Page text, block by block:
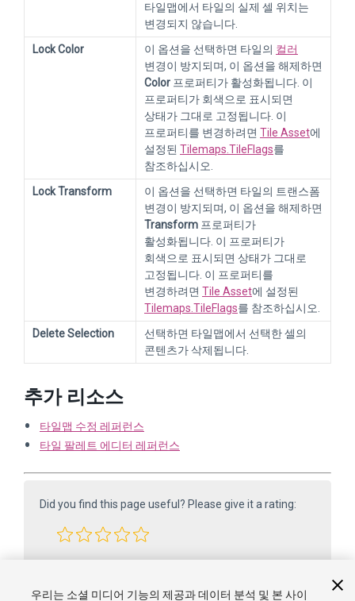
타일맵에서 타일의 실제 셀 위치는
변경되지 않습니다.
Lock Color
이 옵션을 선택하면 타일의 컬러
변경이 방지되며, 이 옵션을 해제하면
Color 프로퍼티가 활성화됩니다. 이
프로퍼티가 회색으로 표시되면
상태가 그대로 고정됩니다. 이
프로퍼티를 변경하려면 Tile Asset에
설정된 Tilemaps.TileFlags를
참조하십시오.
Lock Transform
이 옵션을 선택하면 타일의 트랜스폼
변경이 방지되며, 이 옵션을 해제하면
Transform 프로퍼티가
활성화됩니다. 이 프로퍼티가
회색으로 표시되면 상태가 그대로
고정됩니다. 이 프로퍼티를
변경하려면 Tile Asset에 설정된
Tilemaps.TileFlags를 참조하십시오.
Delete Selection
선택하면 타일맵에서 선택한 셀의
콘텐츠가 삭제됩니다.
추가 리소스
타일맵 수정 레퍼런스
타일 팔레트 에디터 레퍼런스
Did you find this page useful? Please give it a rating:
우리는 소셜 미디어 기능의 제공과 데이터 분석 및 본 사이